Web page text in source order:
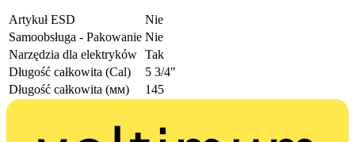
Artykuł ESD
Nie
Samoobsługa - Pakowanie Nie
Narzędzia dla elektryków Tak
Długość całkowita (Cal)
5 3/4"
Długość całkowita (мм)
145